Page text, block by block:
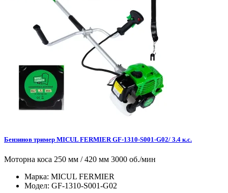
Бензинов тример MICUL FERMIER GF-1310-S001-G02/ 3.4 к.с.
Моторна коса 250 мм / 420 мм 3000 об./мин
Марка: MICUL FERMIER
Модел: GF-1310-S001-G02